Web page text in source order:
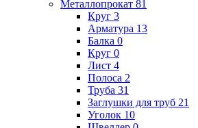
Металлопрокат 81
Круг 3
Арматура 13
Балка 0
Круг 0
Лист 4
Полоса 2
Труба 31
Заглушки для труб 21
Уголок 10